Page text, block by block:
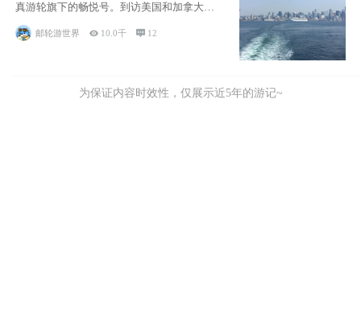
真游轮旗下的畅悦号。到访美国和加拿大的4
个州/省：美国华盛顿州
邮轮游世界  10.0千  12
为保证内容时效性，仅展示近5年的游记~